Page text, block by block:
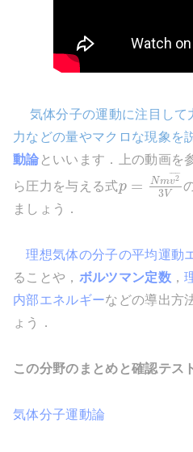
気体分子の運動に注目し
力などの量やマクロな現象を
動論 といいます．上の動画を
ら圧力を与える式p = Nmv2
¯ ¯
¯¯¯
3 V
ましょう．
理想気体の分子の平均運動
ることや， ボルツマン定数，
内部エネルギーなどの導出方
ょう．
この分野のまとめと確認テス
気体分子運動論